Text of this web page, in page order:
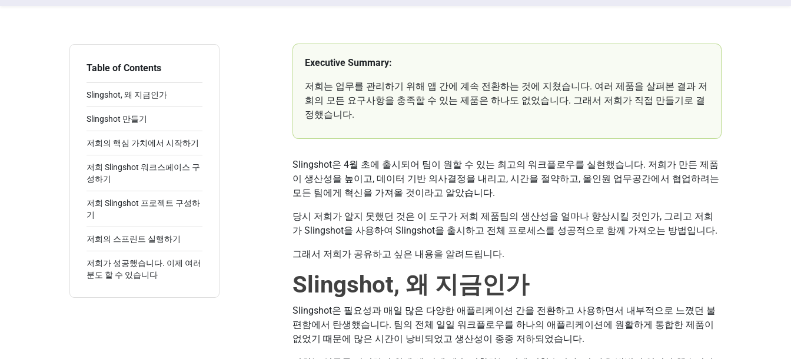
Table of Contents
Slingshot, 왜 지금인가
Slingshot 만들기
저희의 핵심 가치에서 시작하기
저희 Slingshot 워크스페이스 구
성하기
저희 Slingshot 프로젝트 구성하
기
저희의 스프린트 실행하기
저희가 성공했습니다. 이제 여러
분도 할 수 있습니다
Executive Summary:
저희는 업무를 관리하기 위해 앱 간에 계속 전환하는 것에 지쳤습니다. 여러 제품을 살펴본 결과 저
희의 모든 요구사항을 충족할 수 있는 제품은 하나도 없었습니다. 그래서 저희가 직접 만들기로 결
정했습니다.
Slingshot은 4월 초에 출시되어 팀이 원할 수 있는 최고의 워크플로우를 실현했습니다. 저희가 만든 제품
이 생산성을 높이고, 데이터 기반 의사결정을 내리고, 시간을 절약하고, 올인원 업무공간에서 협업하려는
모든 팀에게 혁신을 가져올 것이라고 알았습니다.
당시 저희가 알지 못했던 것은 이 도구가 저희 제품팀의 생산성을 얼마나 향상시킬 것인가, 그리고 저희
가 Slingshot을 사용하여 Slingshot을 출시하고 전체 프로세스를 성공적으로 함께 가져오는 방법입니다.
그래서 저희가 공유하고 싶은 내용을 알려드립니다.
Slingshot, 왜 지금인가
Slingshot은 필요성과 매일 많은 다양한 애플리케이션 간을 전환하고 사용하면서 내부적으로 느꼈던 불
편함에서 탄생했습니다. 팀의 전체 일일 워크플로우를 하나의 애플리케이션에 원활하게 통합한 제품이
없었기 때문에 많은 시간이 낭비되었고 생산성이 종종 저하되었습니다.